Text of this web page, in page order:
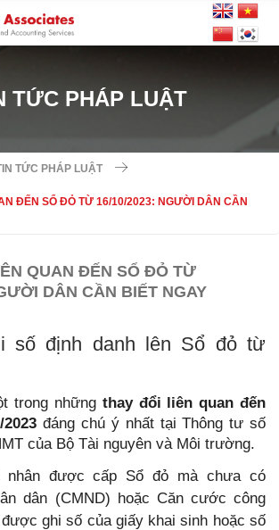
TỨC PHÁP LUẬT
TỨC PHÁP LUẬT
ĐẾN SỔ ĐỎ TỪ 16/10/2023: NGƯỜI DÂN CẦN
QUAN ĐẾN SỔ ĐỎ TỪ
DÂN CẦN BIẾT NGAY
số định danh lên Sổ đỏ từ
trong những thay đổi liên quan đến
đáng chú ý nhất tại Thông tư số
của Bộ Tài nguyên và Môi trường.
được cấp Sổ đỏ mà chưa có
dân (CMND) hoặc Căn cước công
ghi số của giấy khai sinh hoặc số